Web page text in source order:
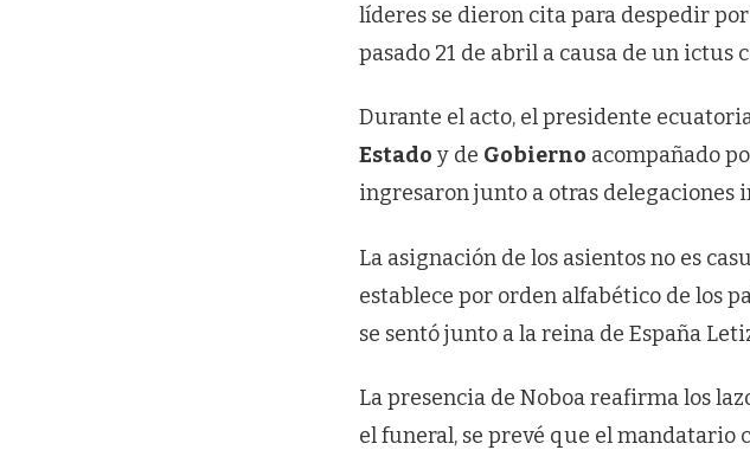
líderes se dieron cita para despedir
pasado 21 de abril a causa de un ictus
Durante el acto, el presidente
Estado y de Gobierno acompañado
ingresaron junto a otras delegaciones
La asignación de los asientos no es
establece por orden alfabético de los
se sentó junto a la reina de España
La presencia de Noboa reafirma los
el funeral, se prevé que el